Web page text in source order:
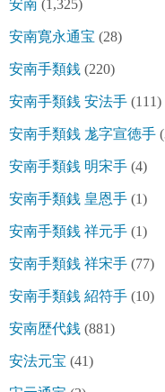
安南 (1,325)
安南寛永通宝 (28)
安南手類銭 (220)
安南手類銭 安法手 (111)
安南手類銭 尨字宣徳手
安南手類銭 明宋手 (4)
安南手類銭 皇恩手 (1)
安南手類銭 祥元手 (1)
安南手類銭 祥宋手 (77)
安南手類銭 紹符手 (10)
安南歴代銭 (881)
安法元宝 (41)